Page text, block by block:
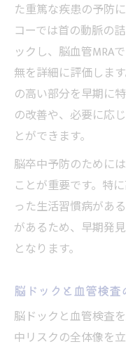
受診経験者
た重篤な疾患の予防
コーでは首の動脈の
ックし、脳血管MRA
無を詳細に評価しま
の高い部分を早期に
の改善や、必要に応
とができます。
脳卒中予防のために
ことが重要です。特
った生活習慣病があ
があるため、早期発
となります。
脳ドックと血管検
脳ドックと血管検査
中リスクの全体像を